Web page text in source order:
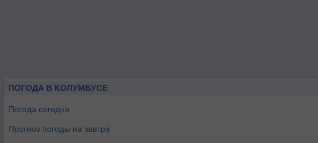
ПОГОДА В КОЛУМБУСЕ
Погода сегодня
Прогноз погоды на завтра